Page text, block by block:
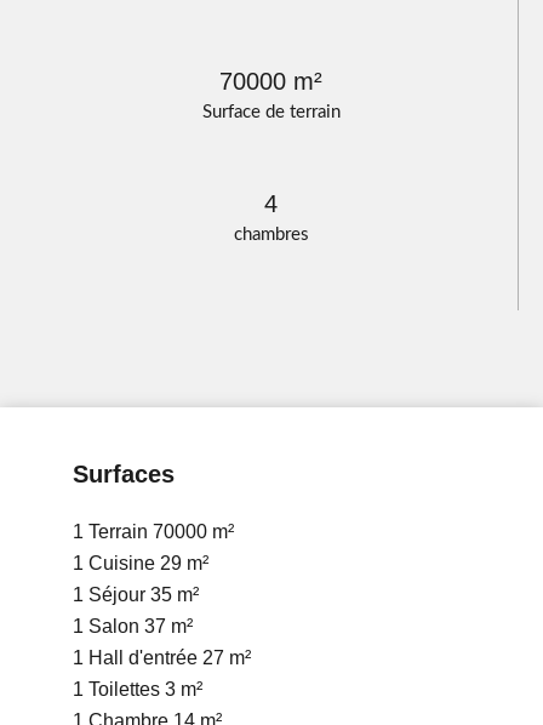
Surface de terrain
70000 m²
chambres
4
Surfaces
1 Terrain 70000 m²
1 Cuisine 29 m²
1 Séjour 35 m²
1 Salon 37 m²
1 Hall d'entrée 27 m²
1 Toilettes 3 m²
1 Chambre 14 m²